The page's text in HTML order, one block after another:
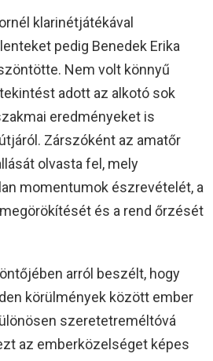
klarinétjátékával
pedig Benedek Erika
Nem volt könnyű
adott az alkotó sok
eredményeket is
Zárszóként az amatőr
olvasta fel, mely
momentumok észrevételét, a
és a rend őrzését
arról beszélt, hogy
körülmények között ember
szeretetreméltóvá
az emberközelséget képes